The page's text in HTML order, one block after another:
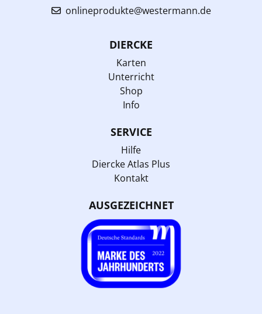
onlineprodukte@westermann.de
DIERCKE
Karten
Unterricht
Shop
Info
SERVICE
Hilfe
Diercke Atlas Plus
Kontakt
AUSGEZEICHNET